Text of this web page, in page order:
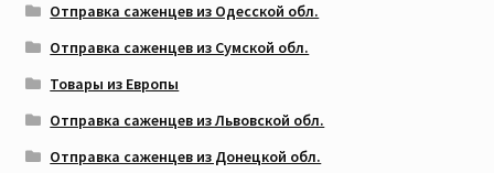
Отправка саженцев из Одесской обл.
Отправка саженцев из Сумской обл.
Товары из Европы
Отправка саженцев из Львовской обл.
Отправка саженцев из Донецкой обл.